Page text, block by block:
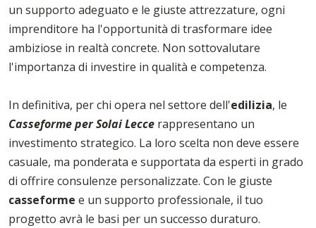
un supporto adeguato e le giuste attrezzature, ogni
imprenditore ha l'opportunità di trasformare idee
ambiziose in realtà concrete. Non sottovalutare
l'importanza di investire in qualità e competenza.
In definitiva, per chi opera nel settore dell'edilizia, le
Casseforme per Solai Lecce rappresentano un
investimento strategico. La loro scelta non deve essere
casuale, ma ponderata e supportata da esperti in grado
di offrire consulenze personalizzate. Con le giuste
casseforme e un supporto professionale, il tuo
progetto avrà le basi per un successo duraturo.